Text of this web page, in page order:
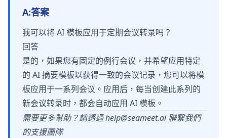
A:答案
我可以将 AI 模板应用于定期会议转录吗？
回答
是的，如果您有固定的例行会议，并希望应用特定
的 AI 摘要模板以获得一致的会议记录，您可以将模
板应用于一系列会议。应用后，每当创建此系列的
新会议转录时，都会自动应用 AI 模板。
需要更多幫助？請透過help@seameet.ai聯繫我們
的支援團隊